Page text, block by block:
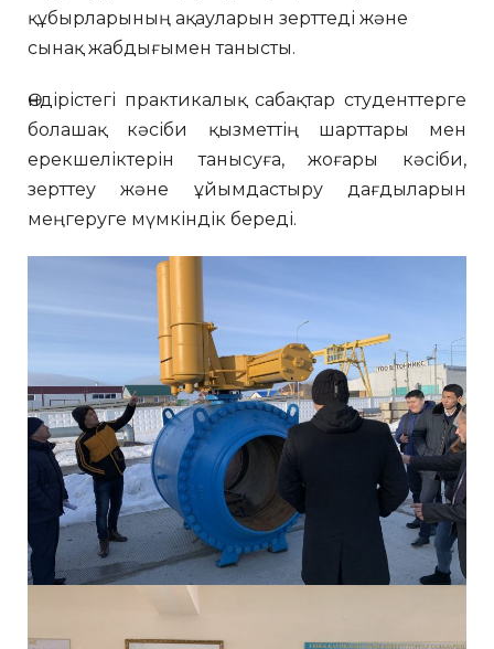
құбырларының ақауларын зерттеді және
сынақ жабдығымен танысты.
Өндірістегі практикалық сабақтар студенттерге
болашақ кәсіби қызметтің шарттары мен
ерекшеліктерін танысуға, жоғары кәсіби,
зерттеу және ұйымдастыру дағдыларын
меңгеруге мүмкіндік береді.